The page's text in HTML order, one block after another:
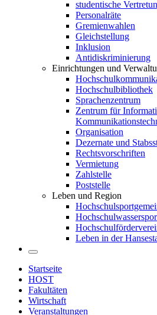
studentische
Personalräte
Gremienwahlen
Gleichstellung
Inklusion
Antidiskriminierung
Einrichtungen und
Hochschulbibliothek
Sprachenzentrum
Zentrum für
Organisation
Dezernate und
Rechtsvorschriften
Vermietung
Zahlstelle
Poststelle
Leben und Region
Leben in der
Startseite
HOST
Fakultäten
Wirtschaft
Veranstaltungen